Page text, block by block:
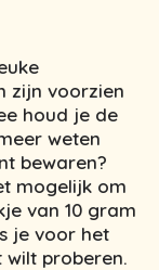
zijn voorzien
houd je de
weten
bewaren?
mogelijk om
van 10 gram
je voor het
wilt proberen.